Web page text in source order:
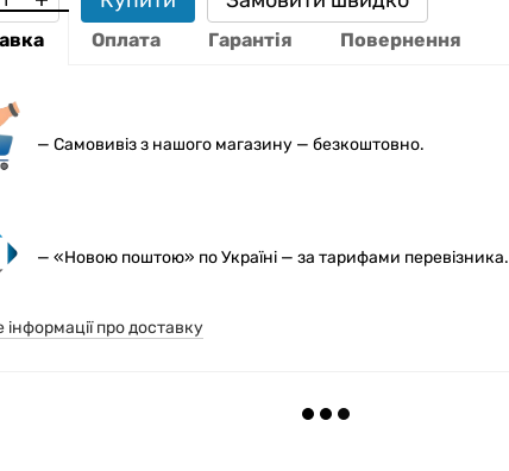
Оплата Гарантія Повернення
— Самовивіз з нашого магазину — безкоштовно.
— «Новою поштою» по Україні — за тарифами перевізника.
інформації про доставку